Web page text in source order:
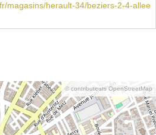
magasins/herault-34/beziers-2-4-allee
© contributeurs OpenStreetMap